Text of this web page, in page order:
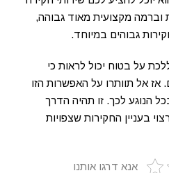
וברמה מקצועית מאוד גבוהה,
גבוהים במיוחד.
על בטוח יכול לראות כי
אז אל תוותרו על האפשרות הזו
הנוגע לכך. זו תהיה הדרך
בעניין החקירות שצפויות
אנא דרגו אותנו